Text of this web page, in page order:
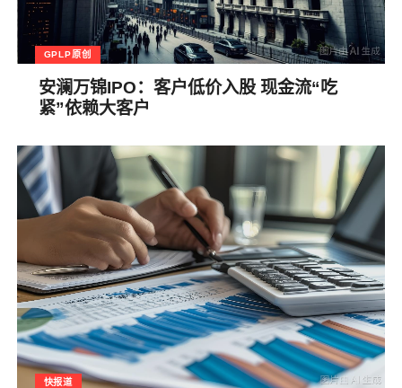
GPLP原创
安澜万锦IPO：客户低价入股 现金流“吃
紧”依赖大客户
快报道